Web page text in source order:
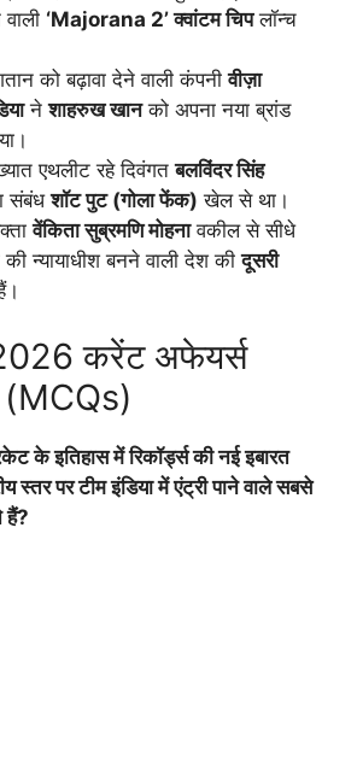
‘Majorana 2’ क्वांटम चिपलॉन्च
को बढ़ावा देने वाली कंपनीवीज़ा
नेशाहरुख खानको अपना नया ब्रांड
एथलीट रहे दिवंगतबलविंदर सिंह
संबंधशॉट पुट (गोला फेंक) खेल से था।
वेंकिता सुब्रमणि मोहनावकील से सीधे
की न्यायाधीश बनने वाली देश कीदूसरी
करेंट अफेयर्स
(MCQs)
के इतिहास में रिकॉर्ड्स की नई इबारत
स्तर पर टीम इंडिया में एंट्री पाने वाले सबसे
हैं?